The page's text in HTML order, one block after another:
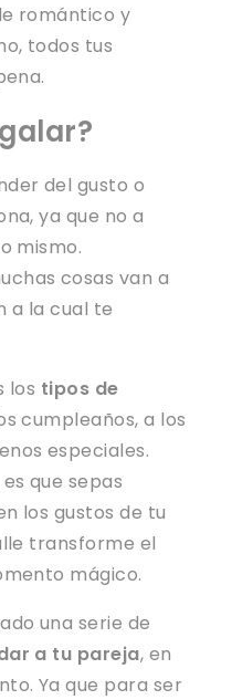
romántico y
todos tus
del gusto o
ya que no a
mismo.
cosas van a
a la cual te
los tipos de
cumpleaños, a los
especiales.
que sepas
los gustos de tu
transforme el
mágico.
una serie de
a tu pareja, en
Ya que para ser